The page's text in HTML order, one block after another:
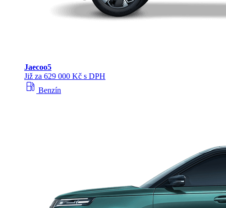
Jaecoo5
Již za 629 000 Kč s DPH
local_gas_station Benzín